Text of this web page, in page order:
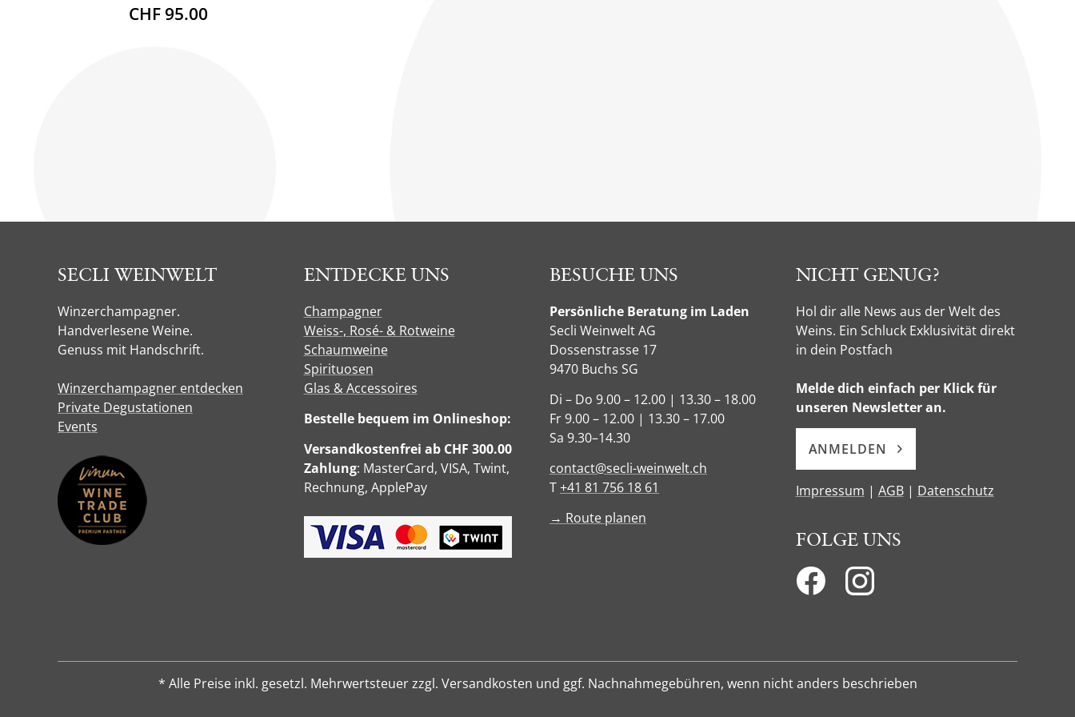
CHF 95.00
SECLI WEINWELT
Winzerchampagner.
Handverlesene Weine.
Genuss mit Handschrift.
Winzerchampagner entdecken
Private Degustationen
Events
ENTDECKE UNS
Champagner
Weiss-, Rosé- & Rotweine
Schaumweine
Spirituosen
Glas & Accessoires
Bestelle bequem im Onlineshop:
Versandkostenfrei ab CHF 300.00
Zahlung: MasterCard, VISA, Twint,
Rechnung, ApplePay
BESUCHE UNS
Persönliche Beratung im Laden
Secli Weinwelt AG
Dossenstrasse 17
9470 Buchs SG
Di – Do 9.00 – 12.00 | 13.30 – 18.00
Fr 9.00 – 12.00 | 13.30 – 17.00
Sa 9.30–14.30
contact@secli-weinwelt.ch
T+41 81 756 18 61
→ Route planen
NICHT GENUG?
Hol dir alle News aus der Welt des
Weins. Ein Schluck Exklusivität direkt
in dein Postfach
Melde dich einfach per Klick für
unseren Newsletter an.
ANMELDEN
Impressum | AGB| Datenschutz
FOLGE UNS
* Alle Preise inkl. gesetzl. Mehrwertsteuer zzgl. Versandkosten und ggf. Nachnahmegebühren, wenn nicht anders beschrieben